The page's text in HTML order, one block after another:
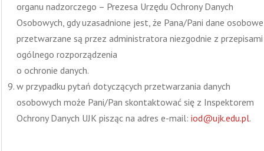
organu nadzorczego – Prezesa Urzędu Ochrony Danych
Osobowych, gdy uzasadnione jest, że Pana/Pani dane osobowe
przetwarzane są przez administratora niezgodnie z przepisami
ogólnego rozporządzenia
o ochronie danych.
w przypadku pytań dotyczących przetwarzania danych
osobowych może Pani/Pan skontaktować się z Inspektorem
Ochrony Danych UJK pisząc na adres e-mail: iod@ujk.edu.pl.